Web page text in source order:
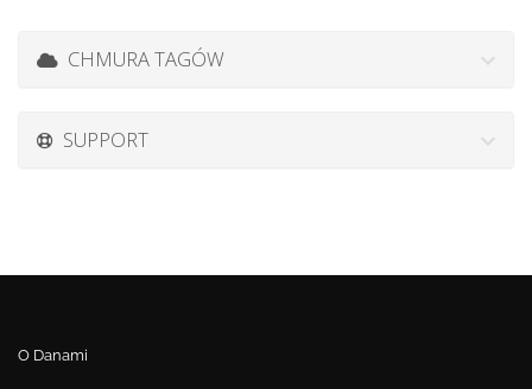
CHMURA TAGÓW
SUPPORT
O Danami